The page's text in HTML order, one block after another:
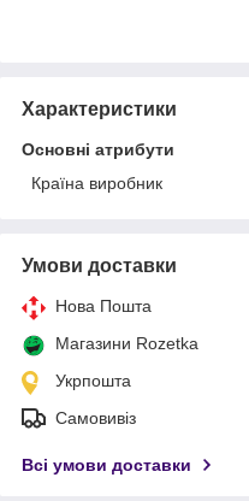
Характеристики
Основні атрибути
Країна виробник
Умови доставки
Нова Пошта
Магазини Rozetka
Укрпошта
Самовивіз
Всі умови доставки